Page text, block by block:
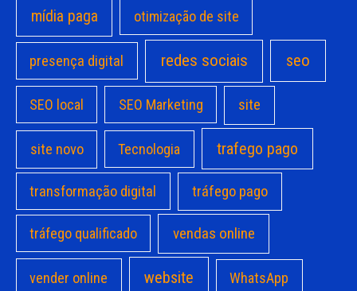
mídia paga otimização de site
presença digital redes sociais seo
SEO local SEO Marketing site
site novo Tecnologia trafego pago
transformação digital tráfego pago
tráfego qualificado vendas online
vender online website WhatsApp